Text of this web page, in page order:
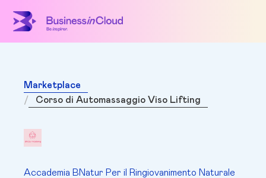
Marketplace
Corso di Automassaggio Viso Lifting
Accademia BNatur Per il Ringiovanimento Naturale